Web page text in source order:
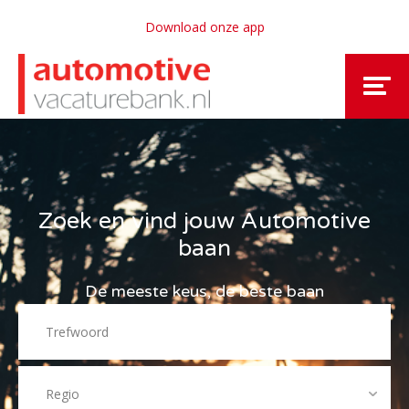
Download onze app
Zoek en vind jouw Automotive
baan
De meeste keus, de beste baan